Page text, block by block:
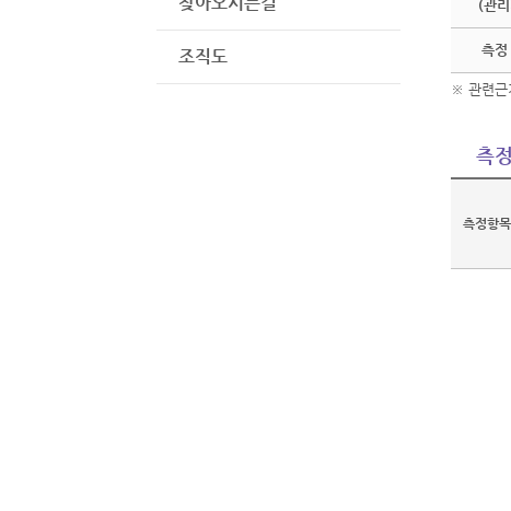
조직도
(관
측정
※ 관련근
측
측정항목